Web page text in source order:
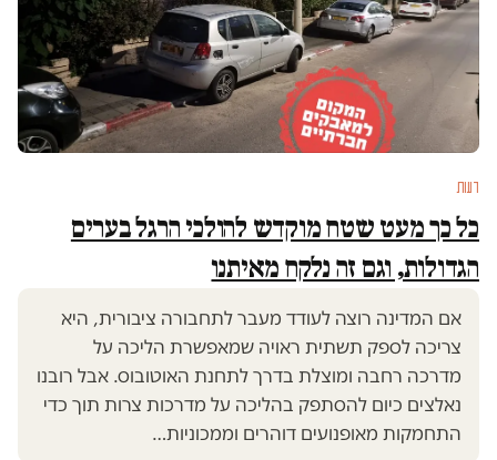
דעות
כל כך מעט שטח מוקדש להולכי הרגל בערים
הגדולות, וגם זה נלקח מאיתנו
אם המדינה רוצה לעודד מעבר לתחבורה ציבורית, היא
צריכה לספק תשתית ראויה שמאפשרת הליכה על
מדרכה רחבה ומוצלת בדרך לתחנת האוטובוס. אבל רובנו
נאלצים כיום להסתפק בהליכה על מדרכות צרות תוך כדי
התחמקות מאופנועים דוהרים וממכוניות…